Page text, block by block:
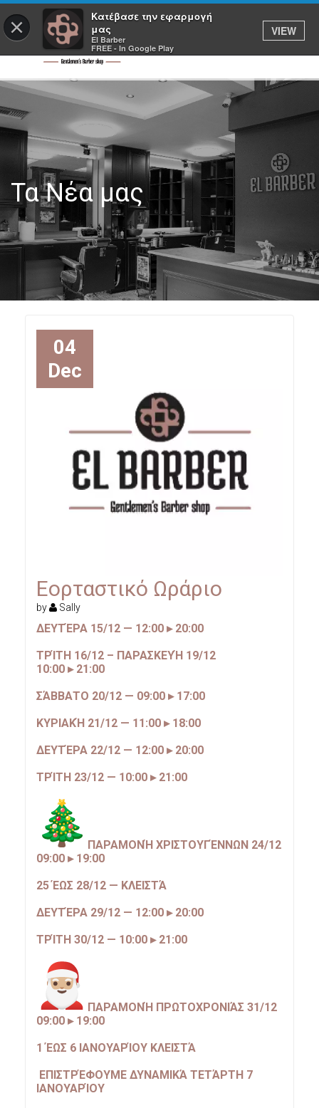
×
Κατέβασε την εφαρμογή
μας
El Barber
FREE - In Google Play
VIEW
Τα Νέα μας
04
Dec
Εορταστικό Ωράριο
by Sally
ΔΕΥΤΈΡΑ 15/12 — 12:00 ▸ 20:00
ΤΡΊΤΗ 16/12 – ΠΑΡΑΣΚΕΥΉ 19/12
10:00 ▸ 21:00
ΣΆΒΒΑΤΟ 20/12 — 09:00 ▸ 17:00
ΚΥΡΙΑΚΉ 21/12 — 11:00 ▸ 18:00
ΔΕΥΤΈΡΑ 22/12 — 12:00 ▸ 20:00
ΤΡΊΤΗ 23/12 — 10:00 ▸ 21:00
ΠΑΡΑΜΟΝΉ ΧΡΙΣΤΟΥΓΈΝΝΩΝ 24/12
09:00 ▸ 19:00
25 ΈΩΣ 28/12 — ΚΛΕΙΣΤΆ
ΔΕΥΤΈΡΑ 29/12 — 12:00 ▸ 20:00
ΤΡΊΤΗ 30/12 — 10:00 ▸ 21:00
ΠΑΡΑΜΟΝΉ ΠΡΩΤΟΧΡΟΝΙΆΣ 31/12
09:00 ▸ 19:00
1 ΈΩΣ 6 ΙΑΝΟΥΑΡΊΟΥ ΚΛΕΙΣΤΆ
ΕΠΙΣΤΡΈΦΟΥΜΕ ΔΥΝΑΜΙΚΆ ΤΕΤΆΡΤΗ 7
ΙΑΝΟΥΑΡΊΟΥ